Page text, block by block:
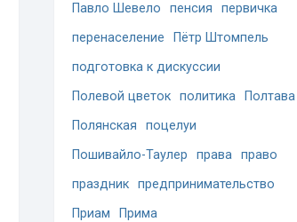
Павло Шевело
пенсия
первичка
перенаселение
Пётр Штомпель
подготовка к дискуссии
Полевой цветок политика
Полтава
Полянская
поцелуи
Пошивайло-Таулер
права право
праздник предпринимательство
Приам
Прима